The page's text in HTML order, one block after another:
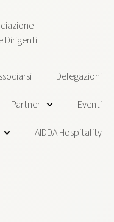
Delegazioni
Partner Eventi
AIDDA Hospitality